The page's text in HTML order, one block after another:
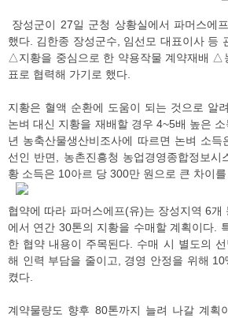
장성군이 27일 군청 상황실에서 파머스에
했다. 김한종 장성군수, 임선모 대표이사 등
△지황을 중심으로 한 약용작물 계약재배 △
표로 협력해 가기로 했다.
지황은 혈액 순환에 도움이 되는 것으로 알
논벼 대신 지황을 재배할 경우 4~5배 높은
년 농축산물생산비조사에 따르면 논벼 소
선인 반면, 농촌진흥청 농업경영종합정보시
황 소득은 10아르 당 300만 원으로 큰 차이
협약에 따라 파머스에프(유)는 장성지역 6개
에서 연간 30톤의 지황을 수매할 계획이다.
한 협약 내용이 주목된다. 수매 시 별도의
해 인력 부담을 줄이고, 경영 안정을 위해
켰다.
계약물량도 향후 80톤까지 늘려 나갈 계획